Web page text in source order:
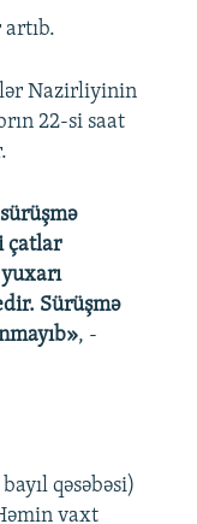
Nazirliyinin
22-si saat
çatlar
Sürüşmə
, -
qəsəbəsi)
vaxt